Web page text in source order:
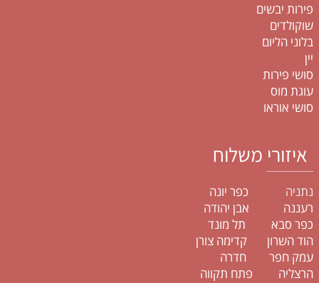
פירות יבשים
שוקולדים
בלוני הליום
יין
סושי פירות
עוגת מוס
סושי אוראו
איזורי משלוח
נתניה כפר יונה
רעננה אבן יהודה
כפר סבא תל מונד
הוד השרון קדימה צורן
עמק חפר חדרה
הרצליה פתח תקווה